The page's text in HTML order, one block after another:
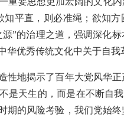
知平直，则必准绳；欲知
”的治理之道，强调深化
华优秀传统文化中关于自
地揭示了百年大党风华正
是天生的，而是在不断自
期的风险考验，我们党始